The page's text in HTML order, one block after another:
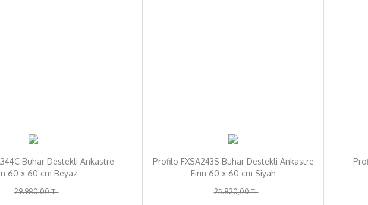
Buhar Destekli Ankastre
60 x 60 cm Beyaz
29.980,00 TL
Profilo FXSA243S Buhar Destekli Ankastre
Fırın 60 x 60 cm Siyah
25.820,00 TL